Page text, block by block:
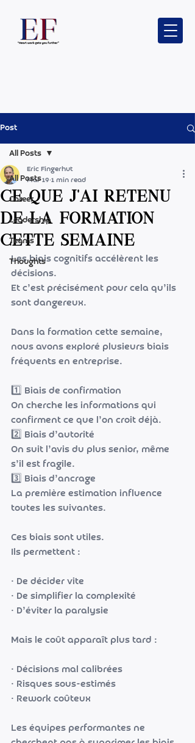
Post
All Posts
Career
Leadership
Teams
Thoughts
All Posts
Ce que j'ai retenu
de la formation
cette semaine
Eric Fingerhut
Mar 19 1 min read
Les biais cognitifs accélèrent les
décisions.
Et c’est précisément pour cela qu’ils
sont dangereux.
Dans la formation cette semaine,
nous avons exploré plusieurs biais
fréquents en entreprise.
1️⃣ Biais de confirmation
On cherche les informations qui
confirment ce que l’on croit déjà.
2️⃣ Biais d’autorité
On suit l’avis du plus senior, même
s’il est fragile.
3️⃣ Biais d’ancrage
La première estimation influence
toutes les suivantes.
Ces biais sont utiles.
Ils permettent :
• De décider vite
• De simplifier la complexité
• D’éviter la paralysie
Mais le coût apparaît plus tard :
• Décisions mal calibrées
• Risques sous-estimés
• Rework coûteux
Les équipes performantes ne